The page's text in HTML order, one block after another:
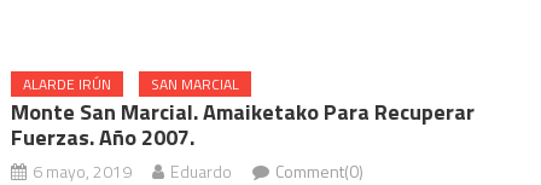
ALARDE IRÚN SAN MARCIAL
Monte San Marcial. Amaiketako Para Recuperar
Fuerzas. Año 2007.
6 mayo, 2019 Eduardo Comment(0)